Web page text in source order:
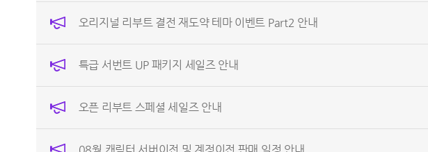
오리지널 리부트 결전 재도약 테마 이벤트 Part2 안내
특급 서번트 UP 패키지 세일즈 안내
오픈 리부트 스페셜 세일즈 안내